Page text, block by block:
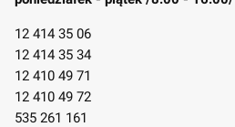
12 414 35 06
12 414 35 34
12 410 49 71
12 410 49 72
535 261 161